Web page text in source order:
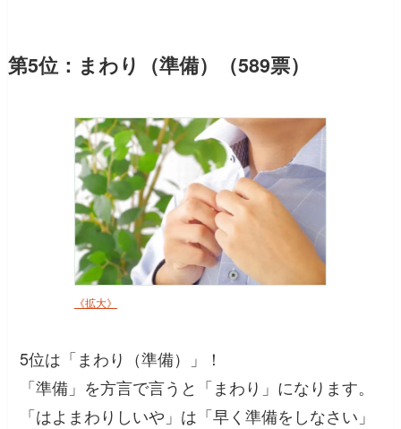
第5位：まわり（準備）（589票）
《拡大》
5位は「まわり（準備）」！
「準備」を方言で言うと「まわり」になります。
「はよまわりしいや」は「早く準備をしなさい」